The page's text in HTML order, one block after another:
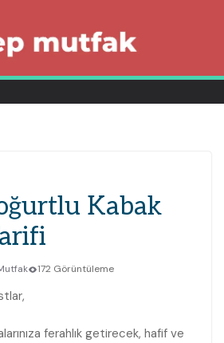
Kabak
172 Görüntüleme
ferahlık getirecek, hafif ve